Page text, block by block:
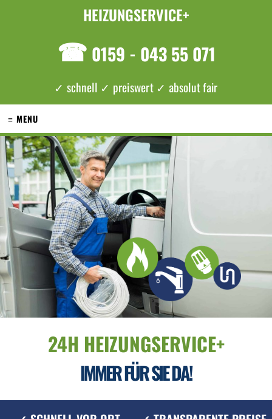
HEIZUNGSERVICE+
☎ 0159 - 043 55 071
✓ schnell ✓ preiswert ✓ absolut fair
≡ MENU
24H HEIZUNGSERVICE+
IMMER FÜR SIE DA!